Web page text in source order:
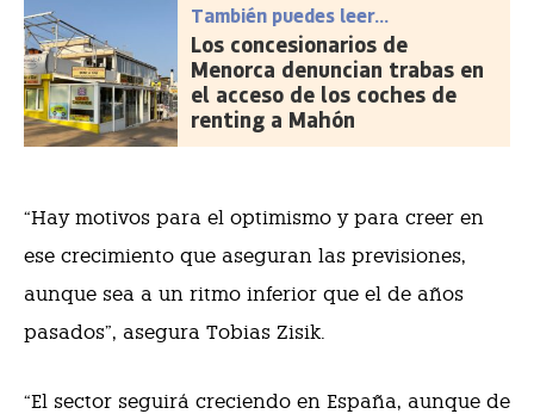
También puedes leer...
Los concesionarios de
Menorca denuncian trabas en
el acceso de los coches de
renting a Mahón
“Hay motivos para el optimismo y para creer en
ese crecimiento que aseguran las previsiones,
aunque sea a un ritmo inferior que el de años
pasados”, asegura Tobias Zisik.
“El sector seguirá creciendo en España, aunque de